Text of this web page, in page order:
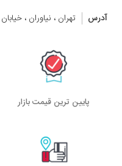
آدرس
تهران ، نیاوران ،
پایین ترین قیمت بازار